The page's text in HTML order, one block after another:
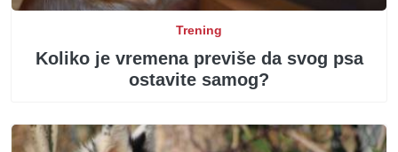
Trening
Koliko je vremena previše da svog psa
ostavite samog?